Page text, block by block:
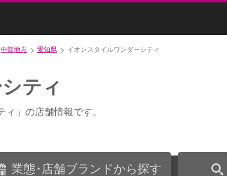
中部地方 愛知県 イオンスタイルワンダーシティ
ティ
」の店舗情報です。
業態・ 店舗ブランドから探す